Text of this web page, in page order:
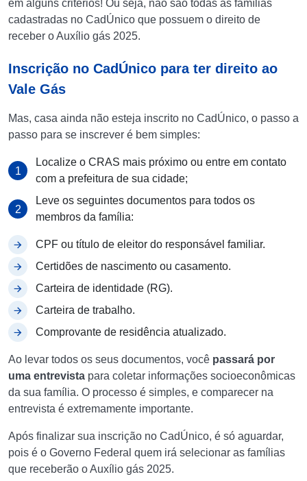
em alguns critérios! Ou seja, não são todas as famílias
cadastradas no CadÚnico que possuem o direito de
receber o Auxílio gás 2025.
Inscrição no CadÚnico para ter direito ao
Vale Gás
Mas, casa ainda não esteja inscrito no CadÚnico, o passo a
passo para se inscrever é bem simples:
Localize o CRAS mais próximo ou entre em contato
com a prefeitura de sua cidade;
Leve os seguintes documentos para todos os
membros da família:
CPF ou título de eleitor do responsável familiar.
Certidões de nascimento ou casamento.
Carteira de identidade (RG).
Carteira de trabalho.
Comprovante de residência atualizado.
Ao levar todos os seus documentos, você passará por
uma entrevista para coletar informações socioeconômicas
da sua família. O processo é simples, e comparecer na
entrevista é extremamente importante.
Após finalizar sua inscrição no CadÚnico, é só aguardar,
pois é o Governo Federal quem irá selecionar as famílias
que receberão o Auxílio gás 2025.